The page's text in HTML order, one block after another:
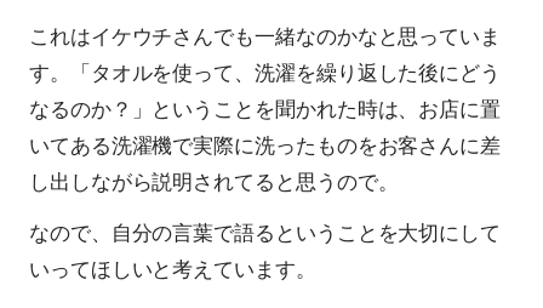
これはイケウチさんでも一緒なのかなと思っていま
す。「タオルを使って、洗濯を繰り返した後にどう
なるのか？」ということを聞かれた時は、お店に置
いてある洗濯機で実際に洗ったものをお客さんに差
し出しながら説明されてると思うので。
なので、自分の言葉で語るということを大切にして
いってほしいと考えています。